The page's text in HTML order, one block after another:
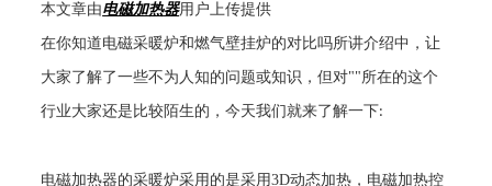
本文章由电磁加热器用户上传提供
在你知道电磁采暖炉和燃气壁挂炉的对比吗所讲介绍中，让
大家了解了一些不为人知的问题或知识，但对""所在的这个
行业大家还是比较陌生的，今天我们就来了解一下:
电磁加热器的采暖炉采用的是采用3D动态加热，电磁加热控